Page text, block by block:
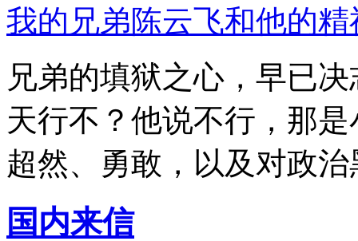
我的兄弟陈云飞和他的
兄弟的填狱之心，早已
天行不？他说不行，那
超然、勇敢，以及对政
国内来信